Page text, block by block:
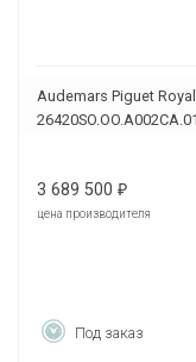
Audemars Piguet
26420SO.OO.A002CA.01
3 689 500 ₽
цена производителя
Под заказ